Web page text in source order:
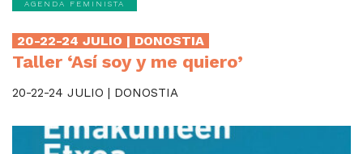
AGENDA FEMINISTA
20-22-24 JULIO | DONOSTIA
Taller ‘Así soy y me quiero’
20-22-24 JULIO | DONOSTIA